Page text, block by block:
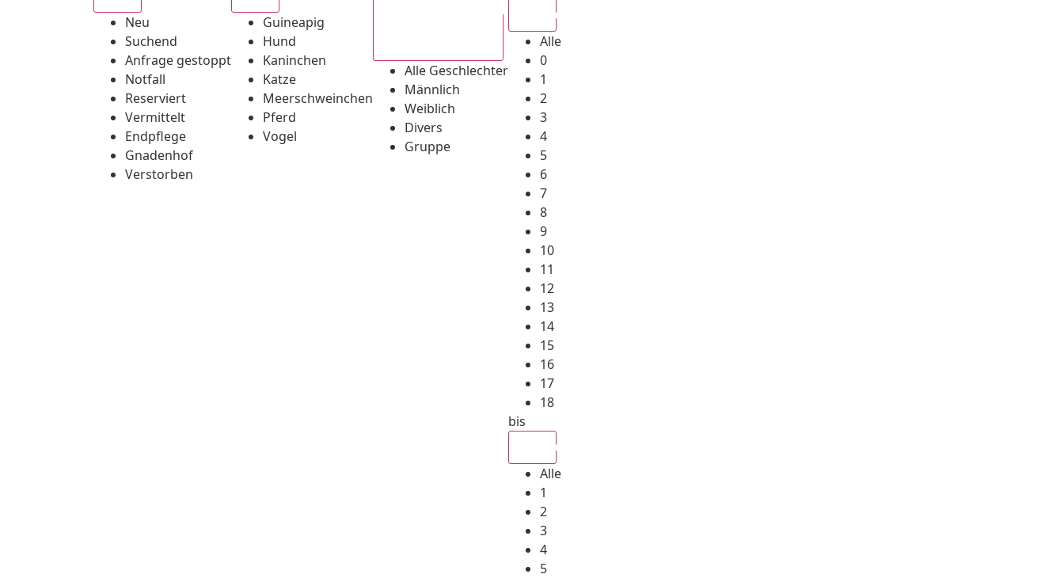
Neu
Suchend
Anfrage gestoppt
Notfall
Reserviert
Vermittelt
Endpflege
Gnadenhof
Verstorben
Guineapig
Hund
Kaninchen
Katze
Meerschweinchen
Pferd
Vogel
Alle Geschlechter
Männlich
Weiblich
Divers
Gruppe
Alle
0
1
2
3
4
5
6
7
8
9
10
11
12
13
14
15
16
17
18
bis
Alle
1
2
3
4
5